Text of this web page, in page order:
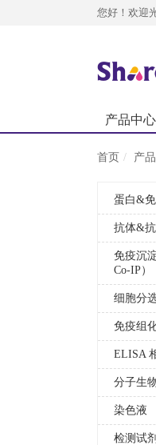
您好！欢迎
产品中心
首页 产
蛋白&
抗体&
免疫沉
Co-IP）
细胞分
免疫组
ELISA
分子生
染色液
检测试